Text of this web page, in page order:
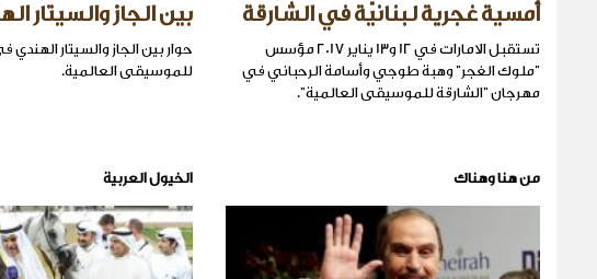
أمسية غجرية لبنانيّة في الشارقة
تستقبل الامارات في 12 و13 يناير 2017 مؤسس
"ملوك الغجر" وهبة طوجي وأسامة الرحباني في
مهرجان "الشارقة للموسيقى العالمية".
بين الجاز والسيتار
حوار بين الجاز والسيتار
للموسيقى العالمية.
من هنا وهناك الخيول العربية